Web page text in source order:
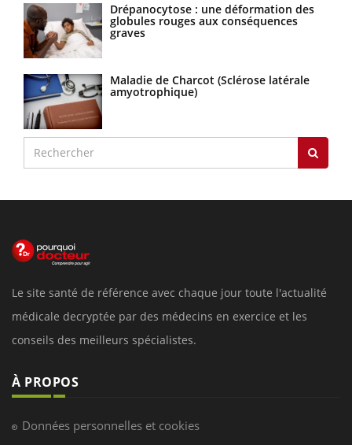
Drépanocytose : une déformation des
globules rouges aux conséquences
graves
Maladie de Charcot (Sclérose latérale
amyotrophique)
Le site santé de référence avec chaque jour toute l'actualité
médicale decryptée par des médecins en exercice et les
conseils des meilleurs spécialistes.
À PROPOS
Données personnelles et cookies